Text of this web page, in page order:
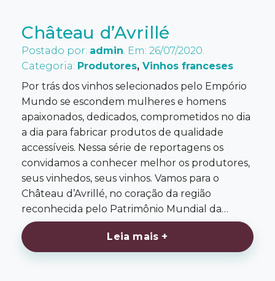
Château d’Avrillé
Postado por: admin. Em: 26/07/2020.
Categoria: Produtores, Vinhos franceses
Por trás dos vinhos selecionados pelo Empório
Mundo se escondem mulheres e homens
apaixonados, dedicados, comprometidos no dia
a dia para fabricar produtos de qualidade
accessíveis. Nessa série de reportagens os
convidamos a conhecer melhor os produtores,
seus vinhedos, seus vinhos. Vamos para o
Château d’Avrillé, no coração da região
reconhecida pelo Patrimônio Mundial da…
Leia mais +